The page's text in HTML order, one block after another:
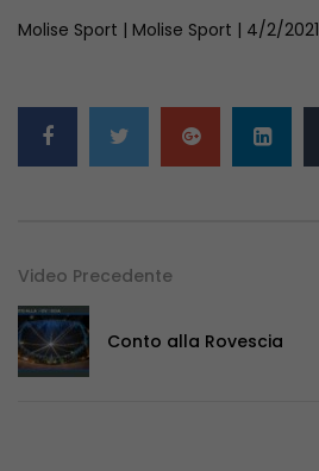
Molise Sport | Molise Sport | 4/2/2021
Video Precedente
Conto alla Rovescia